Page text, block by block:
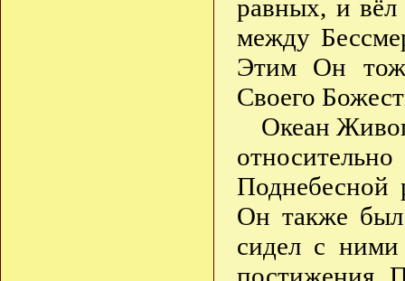
равных, и вёл
между
Этим Он
Своего
Океан
Поднебесной
Он также
сидел с